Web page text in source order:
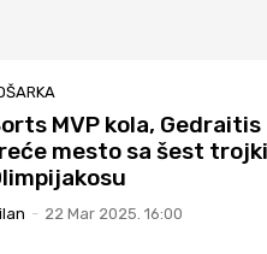
MVP kola,
mesto sa šest trojki
- 22 Mar 2025. 16:00